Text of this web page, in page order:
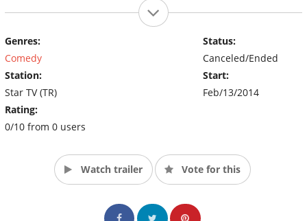
Genres:
Comedy
Station:
Star TV (TR)
Rating:
0/10 from 0 users
Status:
Canceled/Ended
Start:
Feb/13/2014
Watch trailer Vote for this